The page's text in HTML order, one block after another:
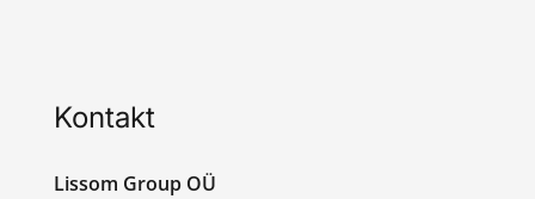
Kontakt
Lissom Group OÜ